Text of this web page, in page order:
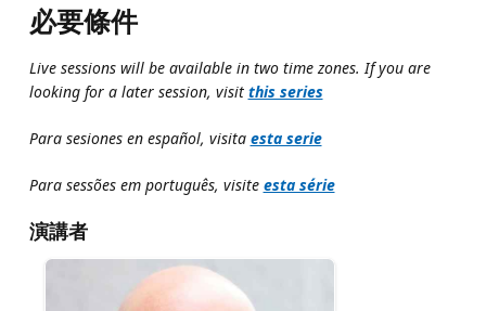
必要條件
Live sessions will be available in two time zones. If you are
looking for a later session, visit this series
Para sesiones en español, visita esta serie
Para sessões em português, visite esta série
演講者